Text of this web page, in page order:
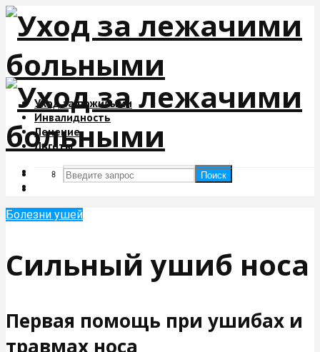
Уход за пожилыми
Инвалидность
Лечение
Льготы
Поиск
Поиск
Болезни ушей
Сильный ушиб носа
Первая помощь при ушибах и
травмах носа